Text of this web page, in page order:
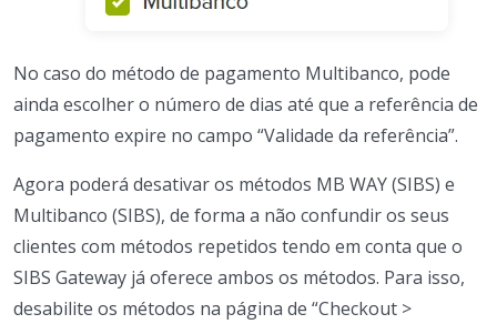
No caso do método de pagamento Multibanco, pode
ainda escolher o número de dias até que a referência de
pagamento expire no campo “Validade da referência”.
Agora poderá desativar os métodos MB WAY (SIBS) e
Multibanco (SIBS), de forma a não confundir os seus
clientes com métodos repetidos tendo em conta que o
SIBS Gateway já oferece ambos os métodos. Para isso,
desabilite os métodos na página de “Checkout >